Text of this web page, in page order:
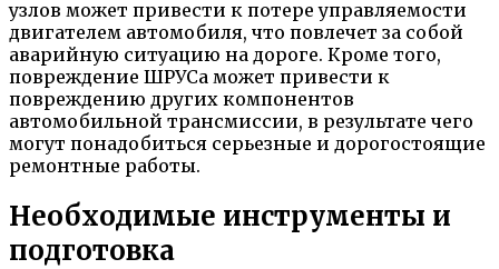
узлов может привести к потере управляемости
двигателем автомобиля, что повлечет за собой
аварийную ситуацию на дороге. Кроме того,
повреждение ШРУСа может привести к
повреждению других компонентов
автомобильной трансмиссии, в результате чего
могут понадобиться серьезные и дорогостоящие
ремонтные работы.
Необходимые инструменты и
подготовка